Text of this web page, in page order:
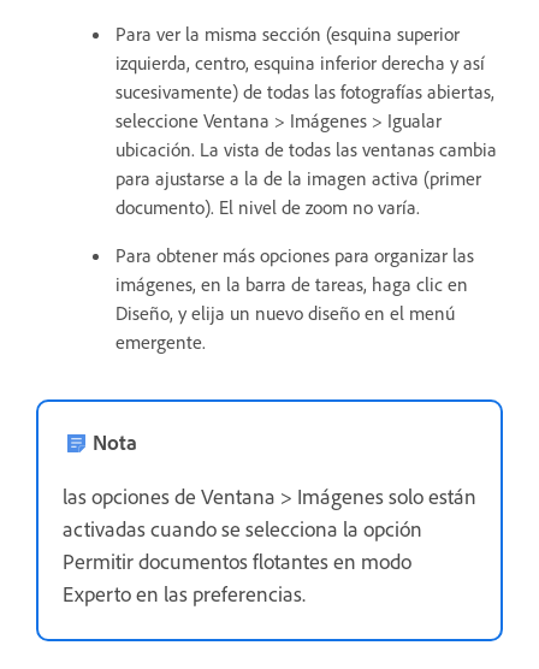
Para ver la misma sección (esquina superior
izquierda, centro, esquina inferior derecha y así
sucesivamente) de todas las fotografías abiertas,
seleccione Ventana > Imágenes > Igualar
ubicación. La vista de todas las ventanas cambia
para ajustarse a la de la imagen activa (primer
documento). El nivel de zoom no varía.
Para obtener más opciones para organizar las
imágenes, en la barra de tareas, haga clic en
Diseño, y elija un nuevo diseño en el menú
emergente.
Nota
las opciones de Ventana > Imágenes solo están
activadas cuando se selecciona la opción
Permitir documentos flotantes en modo
Experto en las preferencias.